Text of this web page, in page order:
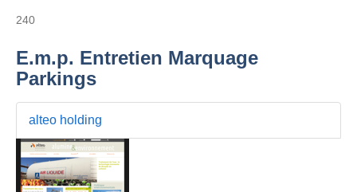
240
E.m.p. Entretien Marquage
Parkings
alteo holding